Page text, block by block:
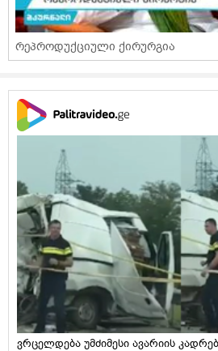
რეპროდუქციული ქირურგია
ვრცელდება უმძიმესი ავარიის